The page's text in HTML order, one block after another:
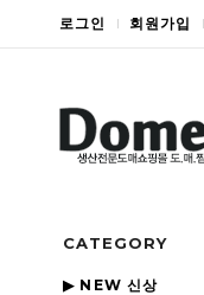
로그인 회원가입
CATEGORY
▶ NEW 신상